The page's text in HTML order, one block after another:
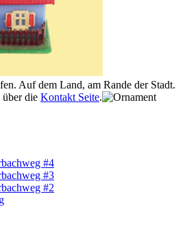
Auf dem Land, am Rande der Stadt.
die Kontakt Seite.
#4
#3
#2